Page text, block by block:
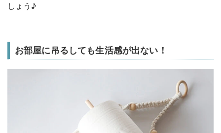
しょう♪
お部屋に吊るしても生活感が出ない！